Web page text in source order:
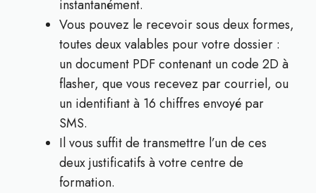
instantanément.
Vous pouvez le recevoir sous deux formes,
toutes deux valables pour votre dossier :
un document PDF contenant un code 2D à
flasher, que vous recevez par courriel, ou
un identifiant à 16 chiffres envoyé par
SMS.
Il vous suffit de transmettre l’un de ces
deux justificatifs à votre centre de
formation.